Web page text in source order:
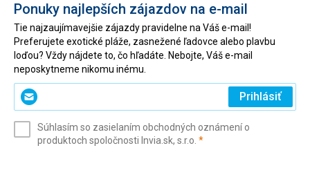
Ponuky najlepších zájazdov na e-mail
Tie najzaujímavejšie zájazdy pravidelne na Váš e-mail!
Preferujete exotické pláže, zasnežené ľadovce alebo plavbu
loďou? Vždy nájdete to, čo hľadáte. Nebojte, Váš e-mail
neposkytneme nikomu inému.
Zadajte
svoj
(povinné)
Prihlásiť
Súhlasím so zasielaním obchodných oznámení o
produktoch spoločnosti Invia.sk, s.r.o. *(povinné)